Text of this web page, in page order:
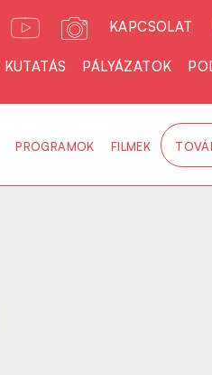
KAPCSOLAT
KUTATÁS PÁLYÁZATOK
PROGRAMOK FILMEK